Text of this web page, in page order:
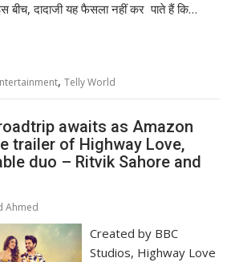
बीच, दादाजी यह फैसला नहीं कर पाते हैं कि…
,Telly World
awaits as Amazon
trailer of Highway Love,
duo – Ritvik Sahore and
Ahmed
Created by BBC
Studios, Highway Love